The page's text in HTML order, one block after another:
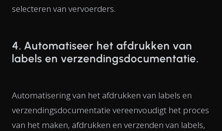
selecteren van vervoerders.
4. Automatiseer het afdrukken van
labels en verzendingsdocumentatie.
Automatisering van het afdrukken van labels en
verzendingsdocumentatie vereenvoudigt het proces
van het maken, afdrukken en verzenden van labels,